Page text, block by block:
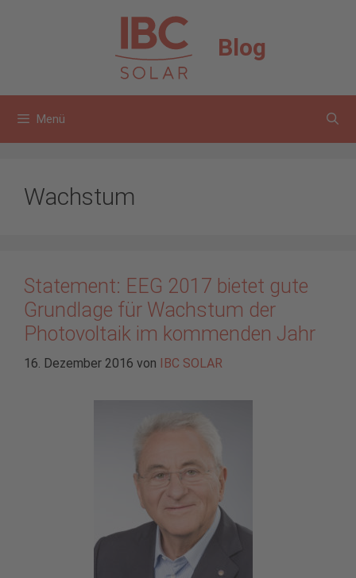
Blog
Menü
Wachstum
Statement: EEG 2017 bietet gute
Grundlage für Wachstum der
Photovoltaik im kommenden Jahr
16. Dezember 2016 von IBC SOLAR